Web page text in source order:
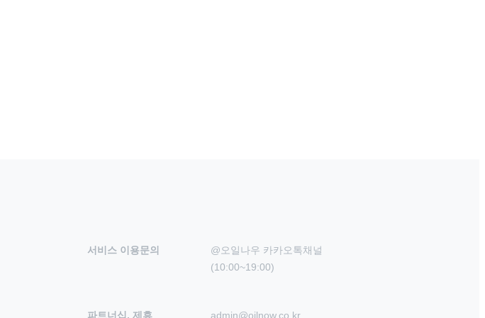
서비스 이용문의
@오일나우 카카오톡채널
(10:00~19:00)
파트너십, 제휴 admin@oilnow.co.kr